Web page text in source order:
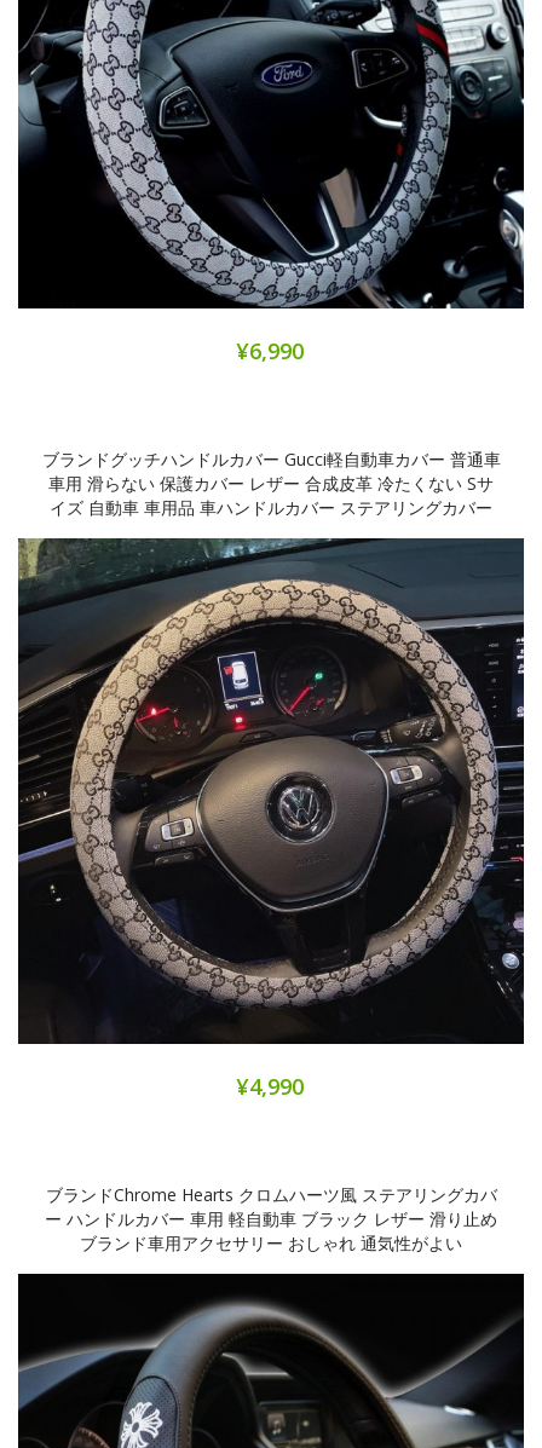
¥6,990
ブランドグッチハンドルカバー Gucci軽自動車カバー 普通車
車用 滑らない 保護カバー レザー 合成皮革 冷たくない Sサ
イズ 自動車 車用品 車ハンドルカバー ステアリングカバー
¥4,990
ブランドChrome Hearts クロムハーツ風 ステアリングカバ
ー ハンドルカバー 車用 軽自動車 ブラック レザー 滑り止め
ブランド車用アクセサリー おしゃれ 通気性がよい